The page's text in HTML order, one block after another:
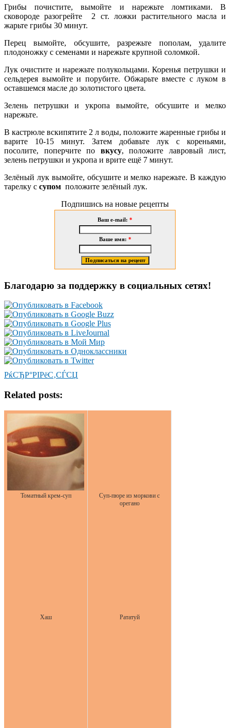
Грибы почистите, вымойте и нарежьте ломтиками. В
сковороде разогрейте 2 ст. ложки растительного масла и
жарьте грибы 30 минут.
Перец вымойте, обсушите, разрежьте пополам, удалите
плодоножку с семенами и нарежьте крупной соломкой.
Лук очистите и нарежьте полукольцами. Коренья петрушки и
сельдерея вымойте и порубите. Обжарьте вместе с луком в
оставшемся масле до золотистого цвета.
Зелень петрушки и укропа вымойте, обсушите и мелко
нарежьте.
В кастрюле вскипятите 2 л воды, положите жаренные грибы и
варите 10-15 минут. Затем добавьте лук с кореньями,
посолите, поперчите по вкусу, положите лавровый лист,
зелень петрушки и укропа и врите ещё 7 минут.
Зелёный лук вымойте, обсушите и мелко нарежьте. В каждую
тарелку с супом положите зелёный лук.
Подпишись на новые рецепты
Ваш e-mail: *
Ваше имя: *
Благодарю за поддержку в социальных сетях!
РќСЂР°РІРёС‚СЃСЏ
Related posts:
Томатный крем-суп
Суп-пюре из моркови с
орегано
Хаш Рататуй